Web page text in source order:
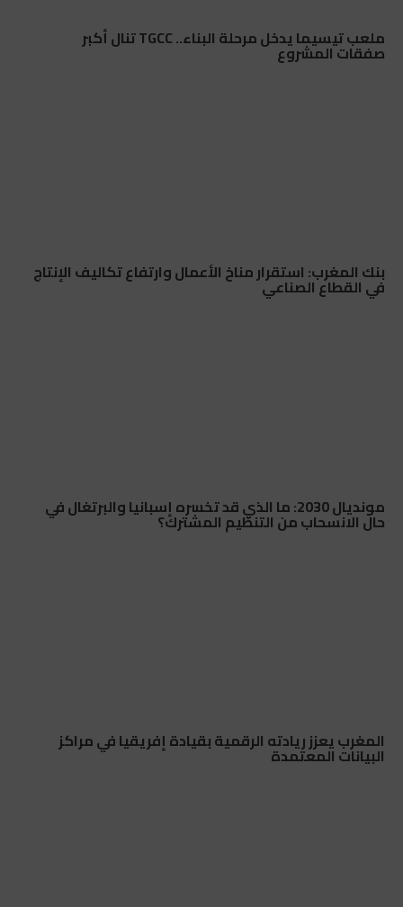
ملعب تيسيما يدخل مرحلة البناء.. TGCC تنال أكبر
صفقات المشروع
بنك المغرب: استقرار مناخ الأعمال وارتفاع تكاليف الإنتاج
في القطاع الصناعي
مونديال 2030: ما الذي قد تخسره إسبانيا والبرتغال في
حال الانسحاب من التنظيم المشترك؟
المغرب يعزز ريادته الرقمية بقيادة إفريقيا في مراكز
البيانات المعتمدة